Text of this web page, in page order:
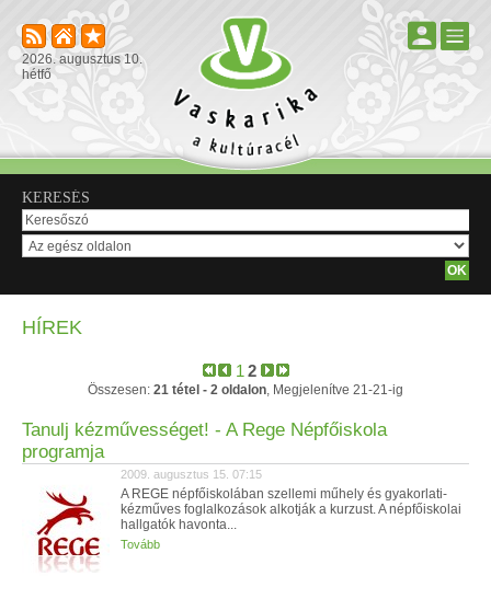
2026. augusztus 10.
hétfő
KERESÉS
HÍREK
1 2
Összesen: 21 tétel - 2 oldalon, Megjelenítve 21-21-ig
Tanulj kézművességet! - A Rege Népfőiskola
programja
2009. augusztus 15. 07:15
A REGE népfőiskolában szellemi műhely és gyakorlati-
kézműves foglalkozások alkotják a kurzust. A népfőiskolai
hallgatók havonta...
Tovább